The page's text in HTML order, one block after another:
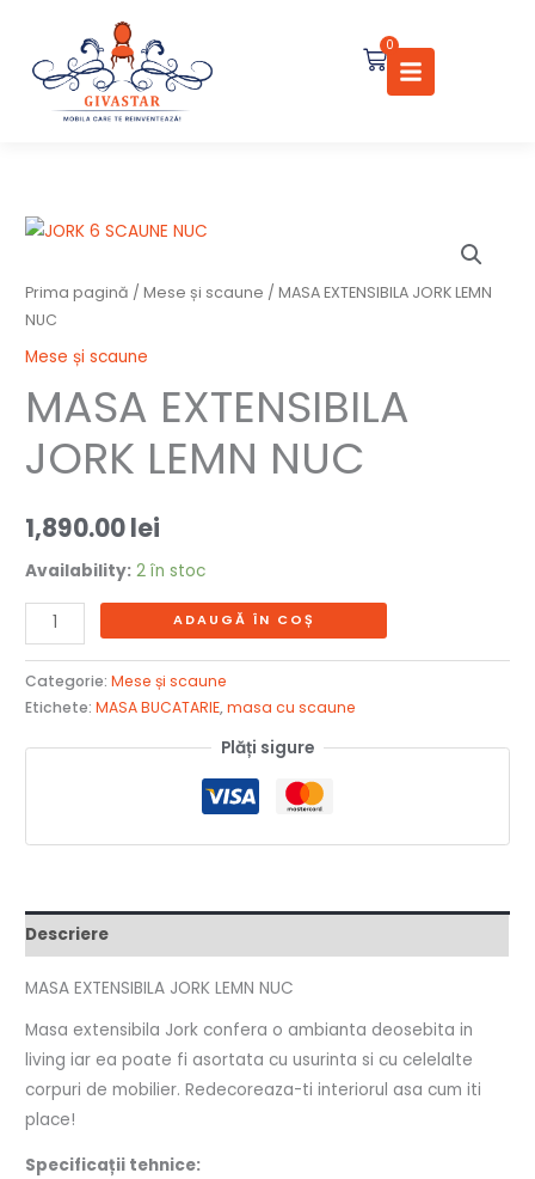
content
0
Cart
Prima pagină /Mese și scaune / MASA EXTENSIBILA JORK LEMN
NUC
Mese și scaune
MASA EXTENSIBILA
JORK LEMN NUC
1,890.00lei
Availability: 2 în stoc
Cantitate
EXTENSIBILA
JORK
LEMN
ADAUGĂ ÎN COȘ
Categorie:Mese și scaune
Etichete:MASA BUCATARIE,masa cu scaune
Plăți sigure
Descriere
MASA EXTENSIBILA JORK LEMN NUC
Masa extensibila Jork confera o ambianta deosebita in
living iar ea poate fi asortata cu usurinta si cu celelalte
corpuri de mobilier. Redecoreaza-ti interiorul asa cum iti
place!
Specificații tehnice: